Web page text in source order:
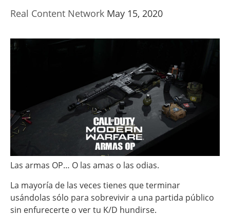
Real Content Network May 15, 2020
Las armas OP… O las amas o las odias.
La mayoría de las veces tienes que terminar
usándolas sólo para sobrevivir a una partida público
sin enfurecerte o ver tu K/D hundirse.